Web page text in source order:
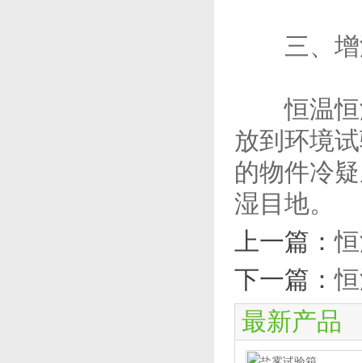
三、增
恒温恒湿
放到环境
的物件冷
湿目地。
上一篇：
下一篇：
最新产品